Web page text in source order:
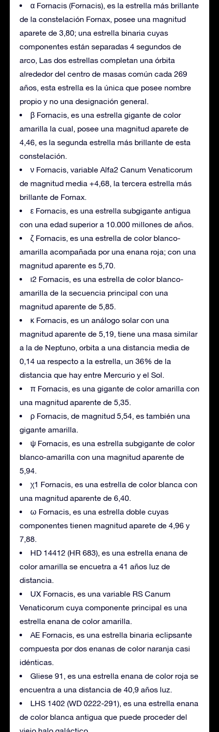
α Fornacis (Fornacis), es la estrella más brillante
de la constelación Fornax, posee una magnitud
aparete de 3,80; una estrella binaria cuyas
componentes están separadas 4 segundos de
arco, Las dos estrellas completan una órbita
alrededor del centro de masas común cada 269
años, esta estrella es la única que posee nombre
propio y no una designación general.
β Fornacis, es una estrella gigante de color
amarilla la cual, posee una magnitud aparete de
4,46, es la segunda estrella más brillante de esta
constelación.
ν Fornacis, variable Alfa2 Canum Venaticorum
de magnitud media +4,68, la tercera estrella más
brillante de Fornax.
ε Fornacis, es una estrella subgigante antigua
con una edad superior a 10.000 millones de años.
ζ Fornacis, es una estrella de color blanco-
amarilla acompañada por una enana roja; con una
magnitud aparente es 5,70.
ι2 Fornacis, es una estrella de color blanco-
amarilla de la secuencia principal con una
magnitud aparente de 5,85.
κ Fornacis, es un análogo solar con una
magnitud aparente de 5,19, tiene una masa similar
a la de Neptuno, orbita a una distancia media de
0,14 ua respecto a la estrella, un 36% de la
distancia que hay entre Mercurio y el Sol.
π Fornacis, es una gigante de color amarilla con
una magnitud aparente de 5,35.
ρ Fornacis, de magnitud 5,54, es también una
gigante amarilla.
ψ Fornacis, es una estrella subgigante de color
blanco-amarilla con una magnitud aparente de
5,94.
χ1 Fornacis, es una estrella de color blanca con
una magnitud aparente de 6,40.
ω Fornacis, es una estrella doble cuyas
componentes tienen magnitud aparete de 4,96 y
7,88.
HD 14412 (HR 683), es una estrella enana de
color amarilla se encuetra a 41 años luz de
distancia.
UX Fornacis, es una variable RS Canum
Venaticorum cuya componente principal es una
estrella enana de color amarilla.
AE Fornacis, es una estrella binaria eclipsante
compuesta por dos enanas de color naranja casi
idénticas.
Gliese 91, es una estrella enana de color roja se
encuentra a una distancia de 40,9 años luz.
LHS 1402 (WD 0222-291), es una estrella enana
de color blanca antigua que puede proceder del